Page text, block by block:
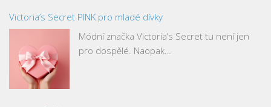
Victoria’s Secret PINK pro mladé dívky
Módní značka Victoria’s Secret tu není jen
pro dospělé. Naopak…